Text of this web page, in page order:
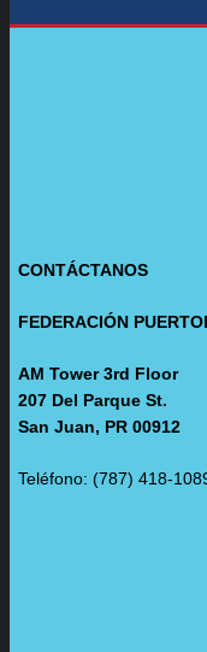
CONTÁCTANOS
FEDERACIÓN
AM Tower 3rd Floor
207 Del Parque St.
San Juan, PR 00912
Teléfono: (787) 418-